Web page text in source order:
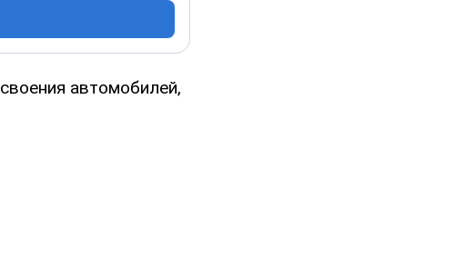
автомобилей,